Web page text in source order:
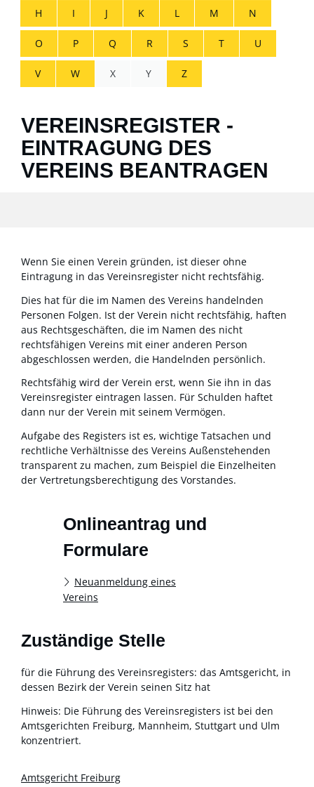
H I J K L M N
O P Q R S T U
V W X Y Z
VEREINSREGISTER -
EINTRAGUNG DES
VEREINS BEANTRAGEN
Wenn Sie einen Verein gründen, ist dieser ohne
Eintragung in das Vereinsregister nicht rechtsfähig.
Dies hat für die im Namen des Vereins handelnden
Personen Folgen. Ist der Verein nicht rechtsfähig, haften
aus Rechtsgeschäften, die im Namen des nicht
rechtsfähigen Vereins mit einer anderen Person
abgeschlossen werden, die Handelnden persönlich.
Rechtsfähig wird der Verein erst, wenn Sie ihn in das
Vereinsregister eintragen lassen. Für Schulden haftet
dann nur der Verein mit seinem Vermögen.
Aufgabe des Registers ist es, wichtige Tatsachen und
rechtliche Verhältnisse des Vereins Außenstehenden
transparent zu machen, zum Beispiel die Einzelheiten
der Vertretungsberechtigung des Vorstandes.
Onlineantrag und
Formulare
Neuanmeldung eines
Vereins
Zuständige Stelle
für die Führung des Vereinsregisters: das Amtsgericht, in
dessen Bezirk der Verein seinen Sitz hat
Hinweis: Die Führung des Vereinsregisters ist bei den
Amtsgerichten Freiburg, Mannheim, Stuttgart und Ulm
konzentriert.
Amtsgericht Freiburg